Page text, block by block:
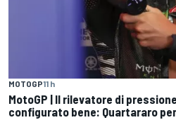
MOTOGP11 h
MotoGP | Il rilevatore di
configurato bene: Quartararo